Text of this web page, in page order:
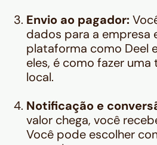
Envio ao pagador:
dados para a empresa
plataforma como Deel
eles, é como fazer uma
local.
Notificação e
valor chega, você
Você pode escolher